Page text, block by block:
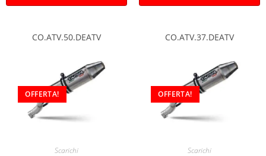
CO.ATV.50.DEATV
OFFERTA!
Scarichi
CO.ATV.37.DEATV
OFFERTA!
Scarichi